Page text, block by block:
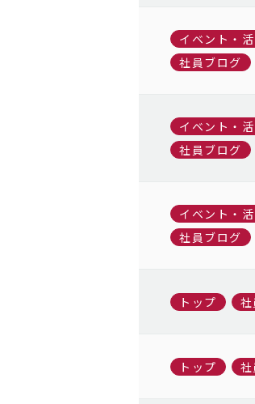
イベント・
社員ブログ
イベント・
社員ブログ
イベント・
社員ブログ
トップ
トップ